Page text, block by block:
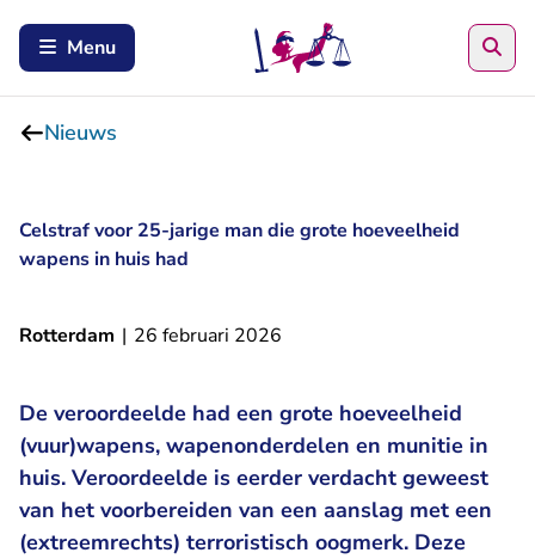
Menu
Nieuws
Celstraf voor 25-jarige man die grote hoeveelheid
wapens in huis had
Rotterdam | 26 februari 2026
De veroordeelde had een grote hoeveelheid
(vuur)wapens, wapenonderdelen en munitie in
huis. Veroordeelde is eerder verdacht geweest
van het voorbereiden van een aanslag met een
(extreemrechts) terroristisch oogmerk. Deze